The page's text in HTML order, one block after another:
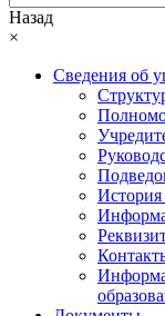
Назад
×
Сведения об
История